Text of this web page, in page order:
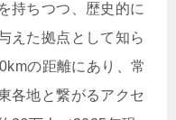
持ちつつ、歴史的に
えた拠点として知ら
の距離にあり、常
各地と繋がるアクセ